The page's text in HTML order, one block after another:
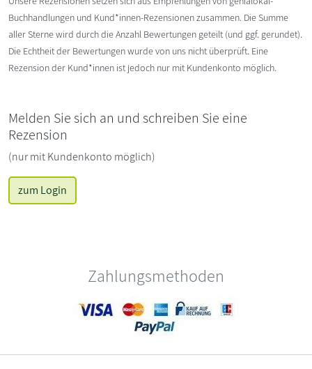
Buchhandlungen und Kund*innen-Rezensionen zusammen. Die Summe
aller Sterne wird durch die Anzahl Bewertungen geteilt (und ggf. gerundet).
Die Echtheit der Bewertungen wurde von uns nicht überprüft. Eine
Rezension der Kund*innen ist jedoch nur mit Kundenkonto möglich.
Melden Sie sich an und schreiben Sie eine
Rezension
(nur mit Kundenkonto möglich)
zum Login
Zahlungsmethoden